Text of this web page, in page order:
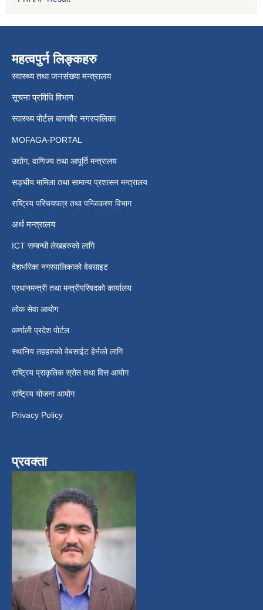
महत्वपुर्न लिङ्कहरु
स्वास्थ्य तथा जनसंख्या मन्त्रालय
सूचना प्रविधि विभाग
स्वास्थ्य पोर्टल बागचौर नगरपालिका
MOFAGA-PORTAL
उद्योग, वाणिज्य तथा आपूर्ति मन्त्रालय
सङ्घीय मामिला तथा सामान्य प्रशासन मन्त्रालय
राष्ट्रिय परिचयपत्र तथा पन्जिकरण विभाग
अर्थ मन्त्रालय
ICT सम्बन्धी लेखहरुको लागि
देशभरिका नगरपालिकाको वेबसाइट
प्रधानमन्त्री तथा मन्त्रीपरिषदको कार्यालय
लोक सेवा आयोग
कर्णाली प्रदेश पोर्टल
स्थानिय तहहरुको वेबसाईट हेर्नको लागि
राष्ट्रिय प्राकृतिक स्रोत तथा वित्त आयोग
राष्ट्रिय योजना आयोग
Privacy Policy
प्रवक्ता